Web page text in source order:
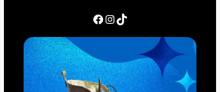
Facebook InstagramTikTok